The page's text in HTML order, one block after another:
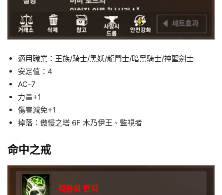
適用職業：王族/騎士/黑妖/龍鬥士/暗黑騎士/神聖劍士
安定值：4
AC-7
力量+1
傷害減免+1
掉落：傲慢之塔 6F 木乃伊王、監視者
命中之戒